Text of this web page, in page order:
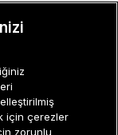
için çerezler
zorunlu